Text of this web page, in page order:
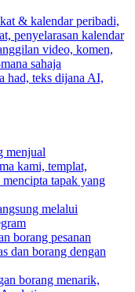
& kalendar peribadi,
penyelarasan kalendar
video, komen,
sahaja
had, teks dijana AI,
menjual
kami, templat,
tapak yang
melalui
borang pesanan
dan borang dengan
borang menarik,